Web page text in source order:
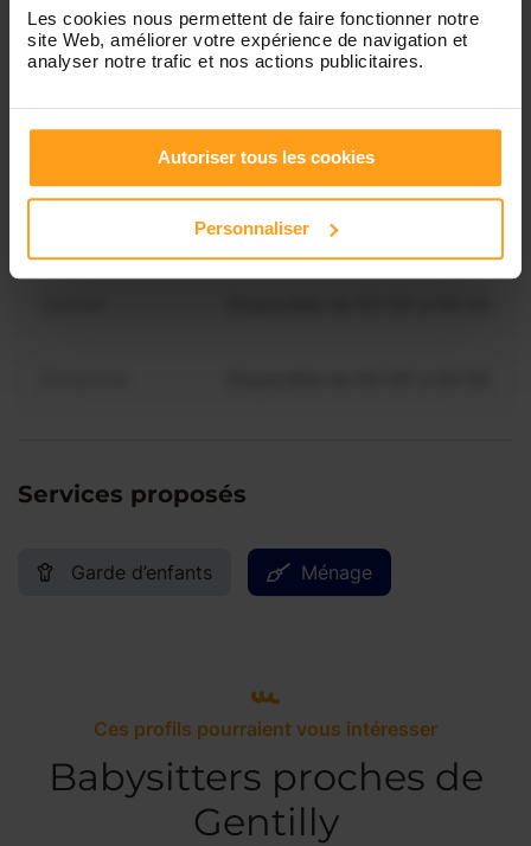
Les cookies nous permettent de faire fonctionner notre
site Web, améliorer votre expérience de navigation et
analyser notre trafic et nos actions publicitaires.
Autoriser tous les cookies
Personnaliser
Disponible de 00:00 à 00:00
Disponible de 00:00 à 00:00
Disponible de 00:00 à 00:00
disponibilités de Naella ?
Contactez-nous
Services proposés
Garde d’enfants Ménage
Ces profils pourraient vous intéresser
Babysitters proches de
Gentilly